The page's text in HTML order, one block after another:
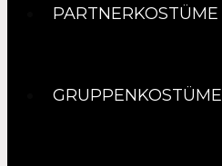
PARTNERKOSTÜME
GRUPPENKOSTÜME